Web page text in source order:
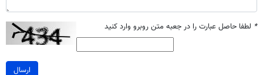
* لطفا حاصل عبارت را در جعبه متن روبرو وارد کنید
ارسال